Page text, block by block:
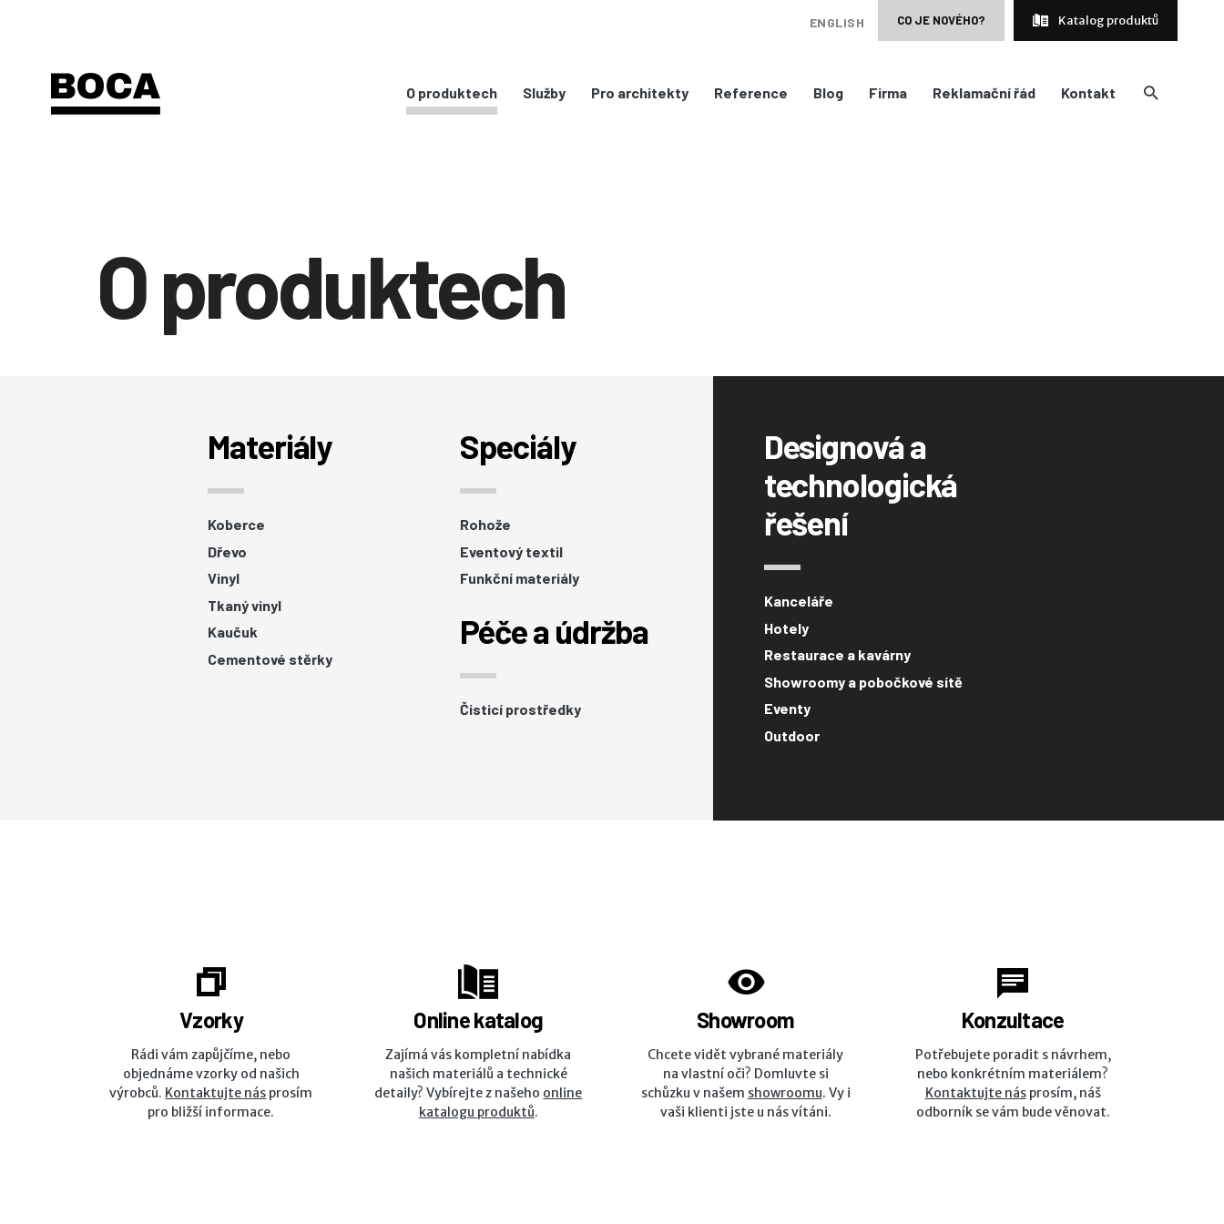
ENGLISH CO JE NOVÉHO? Katalog produktů
O produktech Služby Pro architekty Reference Blog Firma Reklamační řád Kontakt
O produktech
Materiály
Koberce
Dřevo
Vinyl
Tkaný vinyl
Kaučuk
Cementové stěrky
Speciály
Rohože
Eventový textil
Funkční materiály
Péče a údržba
Čisticí prostředky
Designová a
technologická
řešení
Kanceláře
Hotely
Restaurace a kavárny
Showroomy a pobočkové sítě
Eventy
Outdoor
Vzorky
Rádi vám zapůjčíme, nebo
objednáme vzorky od našich
výrobců. Kontaktujte nás prosím
pro bližší informace.
Online katalog
Zajímá vás kompletní nabídka
našich materiálů a technické
detaily? Vybírejte z našeho online
katalogu produktů.
Showroom
Chcete vidět vybrané materiály
na vlastní oči? Domluvte si
schůzku v našem showroomu. Vy i
vaši klienti jste u nás vítáni.
Konzultace
Potřebujete poradit s návrhem,
nebo konkrétním materiálem?
Kontaktujte násprosím, náš
odborník se vám bude věnovat.